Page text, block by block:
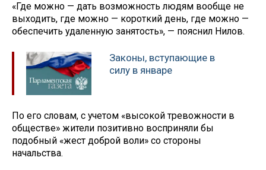
«Где можно — дать возможность людям вообще не
выходить, где можно — короткий день, где можно —
обеспечить удаленную занятость», — пояснил Нилов.
Законы, вступающие в
силу в январе
По его словам, с учетом «высокой тревожности в
обществе» жители позитивно восприняли бы
подобный «жест доброй воли» со стороны
начальства.